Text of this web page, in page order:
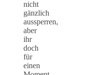
nicht
gänzlich
aussperren,
aber
ihr
doch
für
einen